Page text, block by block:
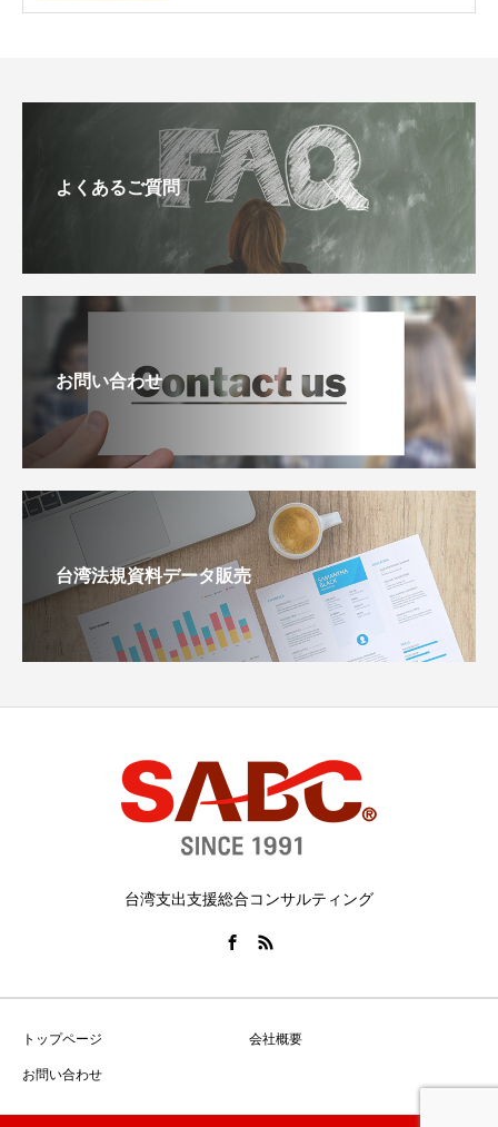
よくあるご質問
お問い合わせ
台湾法規資料データ販売
台湾支出支援総合コンサルティング
トップページ 会社概要
お問い合わせ